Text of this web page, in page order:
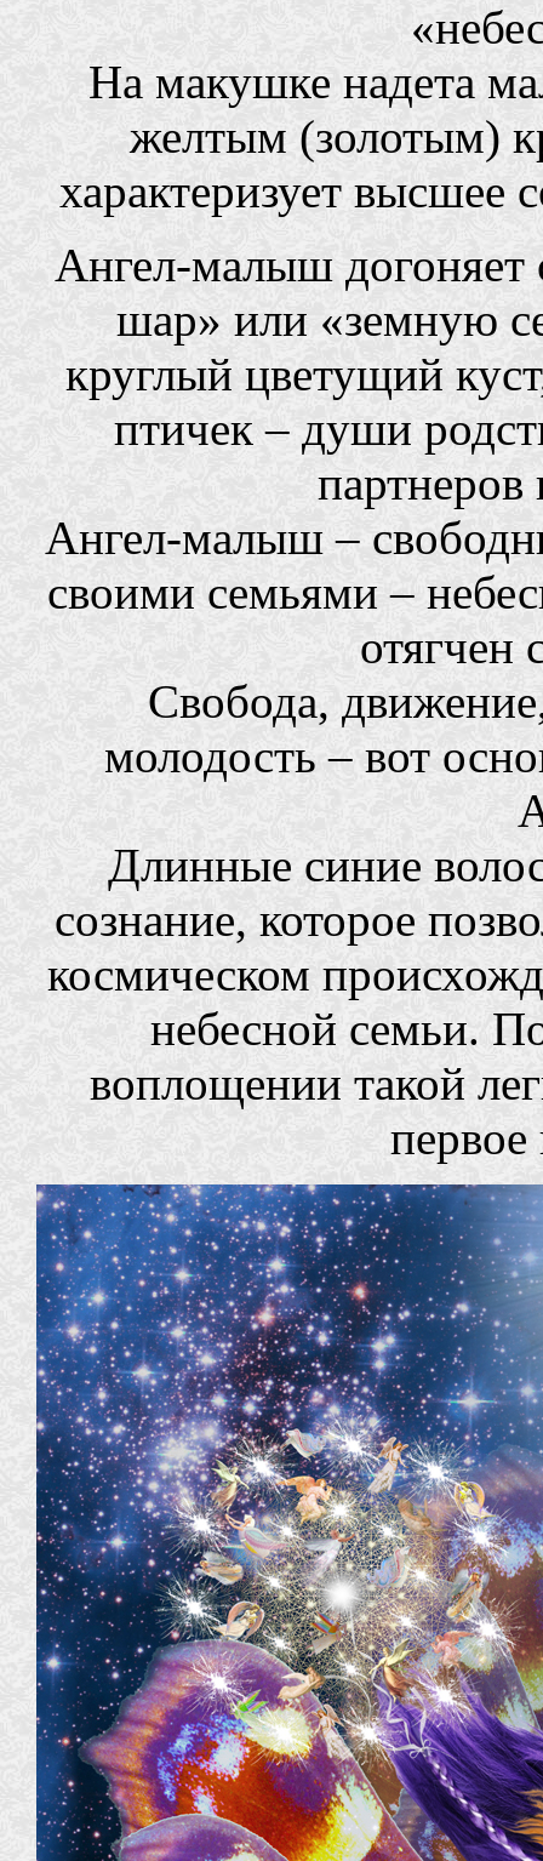
На макушке надета
желтым (золотым)
характеризует
Ангел-малыш
шар» или «земную
круглый цветущий
птичек – души
Ангел-малыш –
своими семьями –
отягчен
Свобода,
молодость – вот
Длинные синие
сознание, которое
космическом
небесной семьи.
воплощении такой